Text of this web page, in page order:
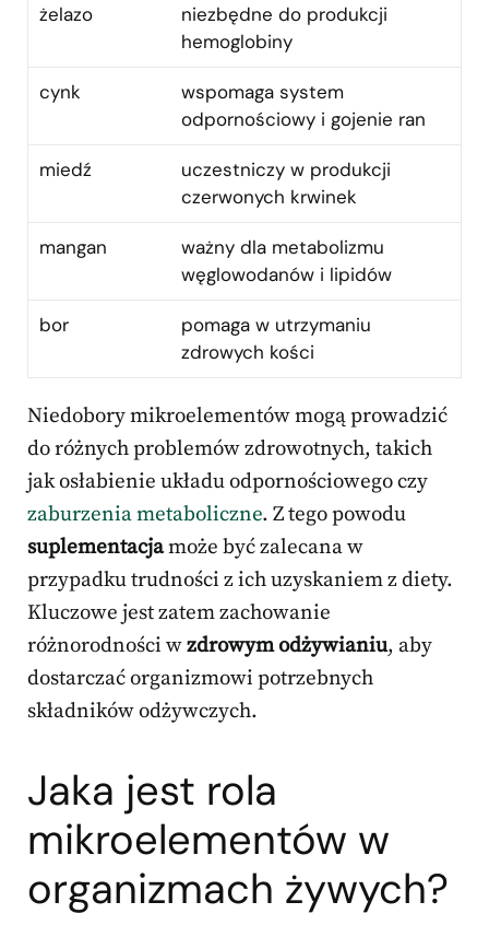
żelazo
niezbędne do produkcji
hemoglobiny
cynk
wspomaga system
odpornościowy i gojenie ran
miedź
uczestniczy w produkcji
czerwonych krwinek
mangan
ważny dla metabolizmu
węglowodanów i lipidów
bor
pomaga w utrzymaniu
zdrowych kości
Niedobory mikroelementów mogą prowadzić
do różnych problemów zdrowotnych, takich
jak osłabienie układu odpornościowego czy
zaburzenia metaboliczne. Z tego powodu
suplementacjamoże być zalecana w
przypadku trudności z ich uzyskaniem z diety.
Kluczowe jest zatem zachowanie
różnorodności wzdrowym odżywianiu, aby
dostarczać organizmowi potrzebnych
składników odżywczych.
Jaka jest rola
mikroelementów w
organizmach żywych?